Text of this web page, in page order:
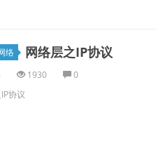
络 网络层之IP协议
1930
0
协议